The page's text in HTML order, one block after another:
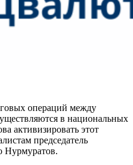
операций между
в национальных
активизировать этот
председатель
Нурмуратов.